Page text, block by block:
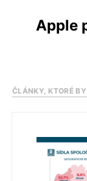
Apple
ČLÁNKY, KTORÉ